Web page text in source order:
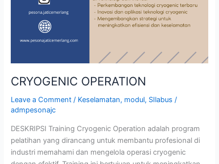
CRYOGENIC OPERATION
Leave a Comment / Keselamatan, modul, SIlabus /
admpesonajc
DESKRIPSI Training Cryogenic Operation adalah program
pelatihan yang dirancang untuk membantu profesional di
industri memahami dan mengelola operasi cryogenic